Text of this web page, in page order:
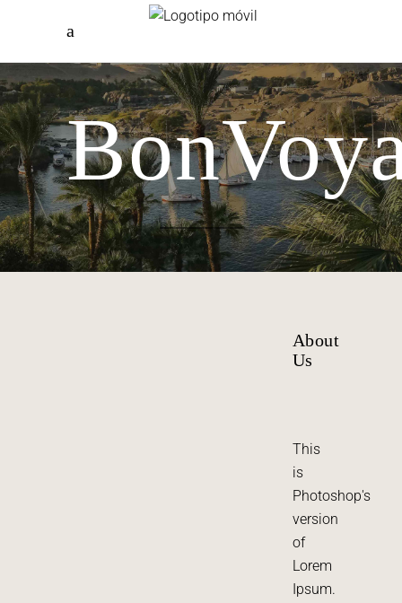
About
Us
This
is
Photoshop's
version
of
Lorem
Ipsum.